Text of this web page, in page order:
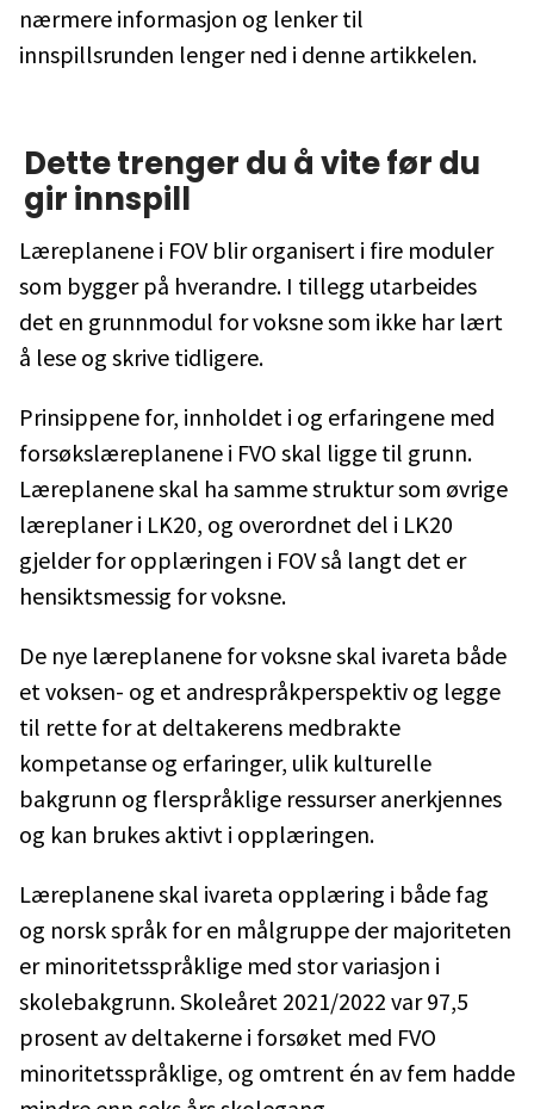
nærmere informasjon og lenker til
innspillsrunden lenger ned i denne artikkelen.
Dette trenger du å vite før du
gir innspill
Læreplanene i FOV blir organisert i fire moduler
som bygger på hverandre. I tillegg utarbeides
det en grunnmodul for voksne som ikke har lært
å lese og skrive tidligere.
Prinsippene for, innholdet i og erfaringene med
forsøkslæreplanene i FVO skal ligge til grunn.
Læreplanene skal ha samme struktur som øvrige
læreplaner i LK20, og overordnet del i LK20
gjelder for opplæringen i FOV så langt det er
hensiktsmessig for voksne.
De nye læreplanene for voksne skal ivareta både
et voksen- og et andrespråkperspektiv og legge
til rette for at deltakerens medbrakte
kompetanse og erfaringer, ulik kulturelle
bakgrunn og flerspråklige ressurser anerkjennes
og kan brukes aktivt i opplæringen.
Læreplanene skal ivareta opplæring i både fag
og norsk språk for en målgruppe der majoriteten
er minoritetsspråklige med stor variasjon i
skolebakgrunn. Skoleåret 2021/2022 var 97,5
prosent av deltakerne i forsøket med FVO
minoritetsspråklige, og omtrent én av fem hadde